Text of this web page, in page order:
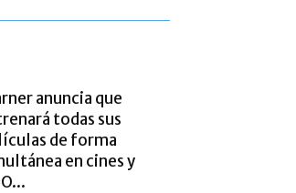
anuncia que
todas sus
de forma
en cines y